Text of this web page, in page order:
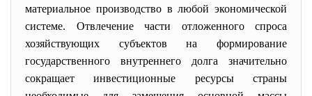
материальное производство в любой экономической
системе. Отвлечение части отложенного спроса
хозяйствующих субъектов на формирование
государственного внутреннего долга значительно
сокращает инвестиционные ресурсы страны